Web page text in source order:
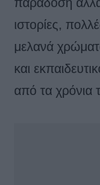
παράδοση αλλά
ιστορίες,
μελανά
και
από τα χρόνια